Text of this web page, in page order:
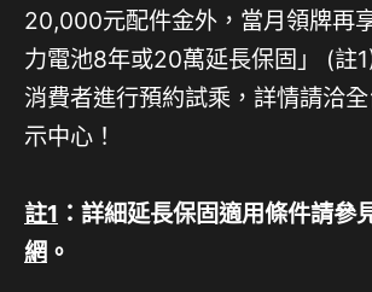
20,000元配件金外，當月領牌再
力電池8年或20萬延長保固」 (註
消費者進行預約試乘，詳情請洽
示中心！
註1 ：詳細延長保固適用條件請參
網 。